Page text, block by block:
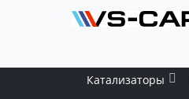
Катализаторы